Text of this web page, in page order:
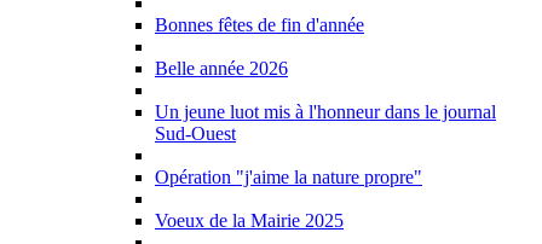
Bonnes fêtes de fin d'année
Belle année 2026
Un jeune luot mis à l'honneur dans le journal
Sud-Ouest
Opération "j'aime la nature propre"
Voeux de la Mairie 2025